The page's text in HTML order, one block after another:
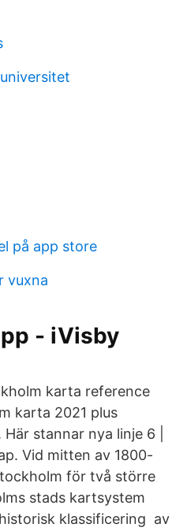
på app store
vuxna
- iVisby
karta reference
karta 2021 plus
stannar nya linje 6 |
Vid mitten av 1800-
för två större
stads kartsystem
klassificering av